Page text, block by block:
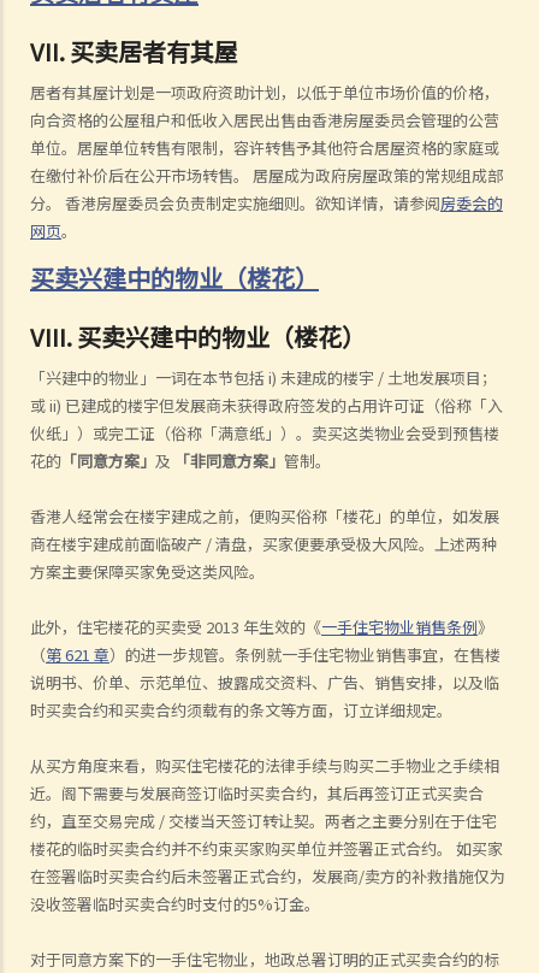
VII. 买卖居者有其屋
居者有其屋计划是一项政府资助计划，以低于单位市场价值的价格，
向合资格的公屋租户和低收入居民出售由香港房屋委员会管理的公营
单位。居屋单位转售有限制，容许转售予其他符合居屋资格的家庭或
在缴付补价后在公开市场转售。 居屋成为政府房屋政策的常规组成部
分。 香港房屋委员会负责制定实施细则。欲知详情，请参阅房委会的
网页。
买卖兴建中的物业（楼花）
VIII. 买卖兴建中的物业（楼花）
「兴建中的物业」一词在本节包括 i) 未建成的楼宇 / 土地发展项目；
或 ii) 已建成的楼宇但发展商未获得政府签发的占用许可证（俗称「入
伙纸」）或完工证（俗称「满意纸」）。卖买这类物业会受到预售楼
花的 「同意方案」 及 「非同意方案」 管制。
香港人经常会在楼宇建成之前，便购买俗称「楼花」的单位，如发展
商在楼宇建成前面临破产 / 清盘，买家便要承受极大风险。上述两种
方案主要保障买家免受这类风险。
此外，住宅楼花的买卖受 2013 年生效的《一手住宅物业销售条例》
（第 621 章）的进一步规管。条例就一手住宅物业销售事宜，在售楼
说明书、价单、示范单位、披露成交资料、广告、销售安排，以及临
时买卖合约和买卖合约须载有的条文等方面，订立详细规定。
从买方角度来看，购买住宅楼花的法律手续与购买二手物业之手续相
近。阁下需要与发展商签订临时买卖合约，其后再签订正式买卖合
约，直至交易完成 / 交楼当天签订转让契。两者之主要分别在于住宅
楼花的临时买卖合约并不约束买家购买单位并签署正式合约。 如买家
在签署临时买卖合约后未签署正式合约，发展商/卖方的补救措施仅为
没收签署临时买卖合约时支付的5%订金。
对于同意方案下的一手住宅物业，地政总署订明的正式买卖合约的标